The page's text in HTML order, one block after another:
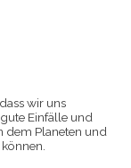
wir uns
Einfälle und
dem Planeten und